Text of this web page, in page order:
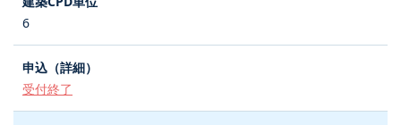
6
受付終了